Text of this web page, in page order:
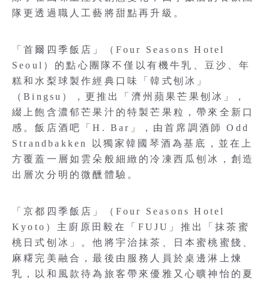
隊更透過職人工藝將甜點再升級。
「首爾四季飯店」（Four Seasons Hotel
Seoul）的點心團隊不僅以有機牛乳、豆沙、年
糕和水梨球製作經典口味「韓式刨冰」
（Bingsu），更推出「濟州蘋果芒果刨冰」，
綴上飽含濃郁芒果汁的特製芒果粒，帶來全新口
感。飯店酒吧「H. Bar」，由首席調酒師 Odd
Strandbakken 以獨家韓國琴酒為基底，並在上
方覆蓋一層如雲朵般細緻的冷凍西瓜刨冰，創造
出層次分明的微醺體驗。
「京都四季飯店」（Four Seasons Hotel
Kyoto）主廚原田毅在「FUJU」推出「抹茶蜜
桃日式刨冰」。他將宇治抹茶、日本蜜桃蜜餞、
麻糬完美融合，最後由服務人員於桌邊淋上煉
乳，以和風款待為旅客帶來優雅又心曠神怡的夏